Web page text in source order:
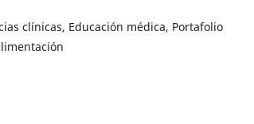
clínicas, Educación médica, Portafolio